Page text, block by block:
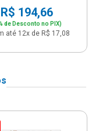
R$ 194,66
de Desconto no PIX)
até 12x de R$ 17,08